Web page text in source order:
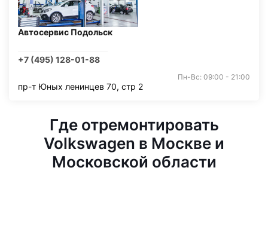
Автосервис Подольск
+7 (495) 128-01-88
Пн-Вс: 09:00 - 21:00
пр-т Юных ленинцев 70, стр 2
Где отремонтировать
Volkswagen в Москве и
Московской области